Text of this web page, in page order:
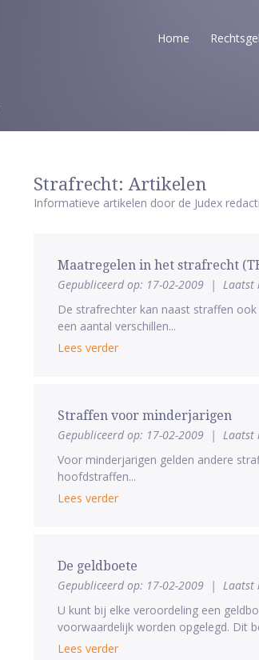
Home
Strafrecht: Artikelen
Informatieve artikelen door de Judex
Maatregelen in het strafrecht
Gepubliceerd op: 17-02-2009 | Laatst
De strafrechter kan naast straffen
een aantal verschillen...
Lees verder
Straffen voor minderjarigen
Gepubliceerd op: 17-02-2009 | Laatst
Voor minderjarigen gelden andere
hoofdstraffen...
Lees verder
De geldboete
Gepubliceerd op: 17-02-2009 | Laatst
U kunt bij elke veroordeling een
voorwaardelijk worden opgelegd. Dit
Lees verder